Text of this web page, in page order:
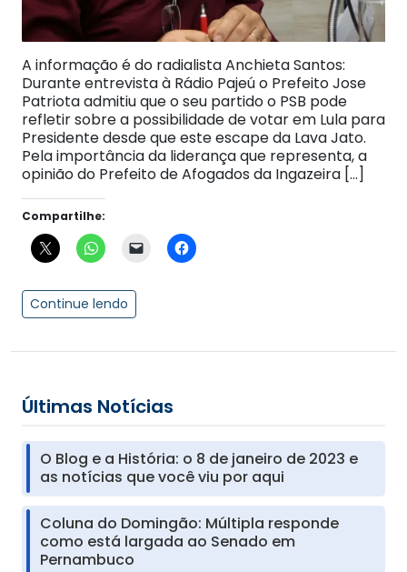
A informação é do radialista Anchieta Santos:
Durante entrevista à Rádio Pajeú o Prefeito Jose
Patriota admitiu que o seu partido o PSB pode
refletir sobre a possibilidade de votar em Lula para
Presidente desde que este escape da Lava Jato.
Pela importância da liderança que representa, a
opinião do Prefeito de Afogados da Ingazeira […]
Compartilhe:
Continue lendo
Últimas Notícias
O Blog e a História: o 8 de janeiro de 2023 e
as notícias que você viu por aqui
Coluna do Domingão: Múltipla responde
como está largada ao Senado em
Pernambuco